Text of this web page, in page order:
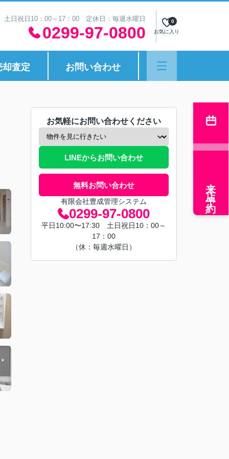
日祝日10：00～17：00 定休日：毎週水曜日
0299-97-0800 お気に入り
0
却査定 お問い合わせ
お気軽にお問い合わせください
LINEからお問い合わせ
無料お問い合わせ
有限会社豊成管理システム
0299-97-0800
平日10:00〜17:30 土日祝日10：00～
17：00
（休：毎週水曜日）
来店予約